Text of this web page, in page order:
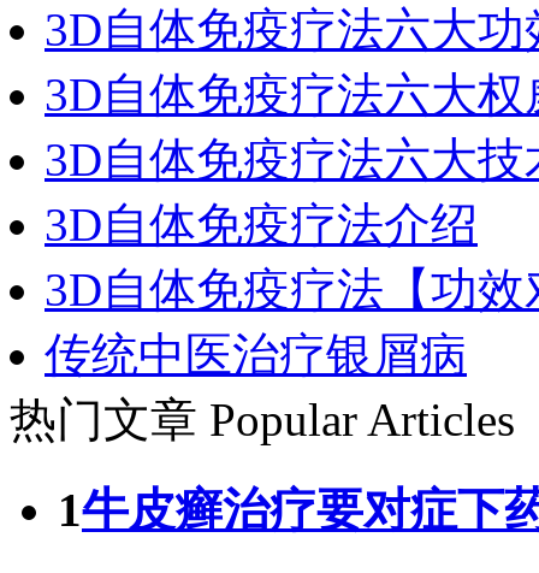
3D自体免疫疗法六大功
3D自体免疫疗法六大权
3D自体免疫疗法六大技
3D自体免疫疗法介绍
3D自体免疫疗法【功效
传统中医治疗银屑病
热门文章 Popular Articles
1牛皮癣治疗要对症下